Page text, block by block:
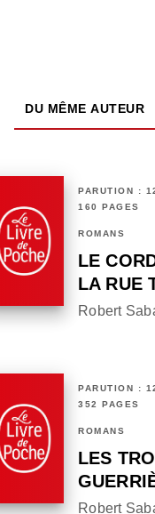
DU MÊME AUTEUR
PARUTION :
160 PAGES
ROMANS
LE
LA RUE
Robert
PARUTION :
352 PAGES
ROMANS
LES
Robert